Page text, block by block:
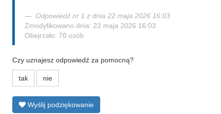
Odpowiedź nr 1 z dnia 22 maja 2026 16:03
Zmodyfikowano dnia: 22 maja 2026 16:03
Obejrzało: 70 osób
Czy uznajesz odpowiedź za pomocną?
tak nie
Wyślij podziękowanie